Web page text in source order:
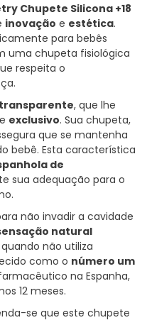
Chupete Silicona +18
inovação e estética.
para bebês
uma chupeta fisiológica
respeita o
, que lhe
e exclusivo. Sua chupeta,
que se mantenha
bebê. Esta característica
de
sua adequação para o
não invadir a cavidade
natural
não utiliza
como o número um
na Espanha,
12 meses.
se que este chupete